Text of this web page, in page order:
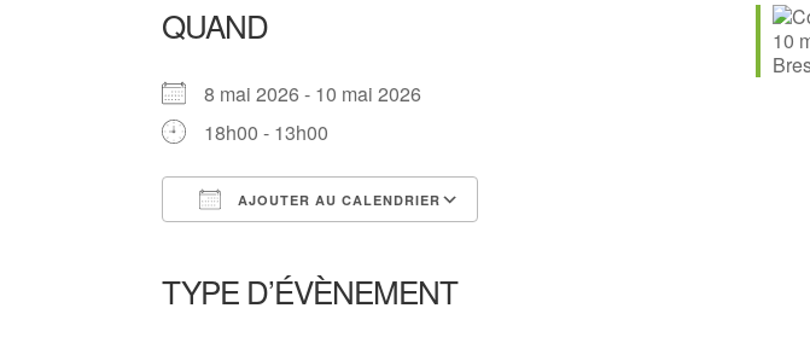
QUAND
8 mai 2026 - 10 mai 2026
18h00 - 13h00
AJOUTER AU CALENDRIER
TYPE D’ÉVÈNEMENT